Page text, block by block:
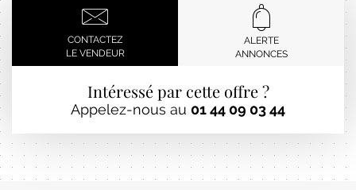
CONTACTEZ
LE VENDEUR
ALERTE
ANNONCES
Intéressé par cette offre ?
Appelez-nous au 01 44 09 03 44